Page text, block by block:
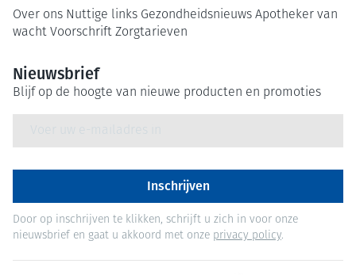
Over ons Nuttige links Gezondheidsnieuws Apotheker van
wacht Voorschrift Zorgtarieven
Nieuwsbrief
Blijf op de hoogte van nieuwe producten en promoties
Inschrijven
Door op inschrijven te klikken, schrijft u zich in voor onze
nieuwsbrief en gaat u akkoord met onze privacy policy.